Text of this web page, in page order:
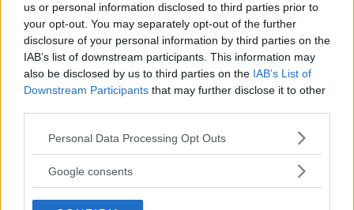
us or personal information disclosed to third parties prior to
your opt-out. You may separately opt-out of the further
disclosure of your personal information by third parties on the
IAB’s list of downstream participants. This information may
also be disclosed by us to third parties on the IAB’s List of
Downstream Participants that may further disclose it to other
Please note that this website/app uses one or more Google
not limited to your visit or usage behaviour. You may click to
use your data for below specified purposes in below Google
Personal Data Processing Opt Outs
Google consents
Baby Sitter
Parchi